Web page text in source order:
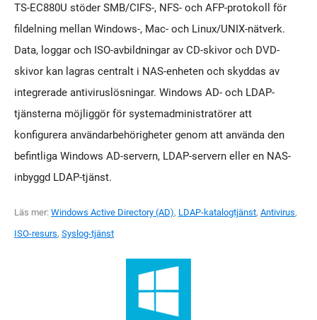
TS-EC880U stöder SMB/CIFS-, NFS- och AFP-protokoll för
fildelning mellan Windows-, Mac- och Linux/UNIX-nätverk.
Data, loggar och ISO-avbildningar av CD-skivor och DVD-
skivor kan lagras centralt i NAS-enheten och skyddas av
integrerade antiviruslösningar. Windows AD- och LDAP-
tjänsterna möjliggör för systemadministratörer att
konfigurera användarbehörigheter genom att använda den
befintliga Windows AD-servern, LDAP-servern eller en NAS-
inbyggd LDAP-tjänst.
Läs mer: Windows Active Directory (AD), LDAP-katalogtjänst, Antivirus,
ISO-resurs, Syslog-tjänst